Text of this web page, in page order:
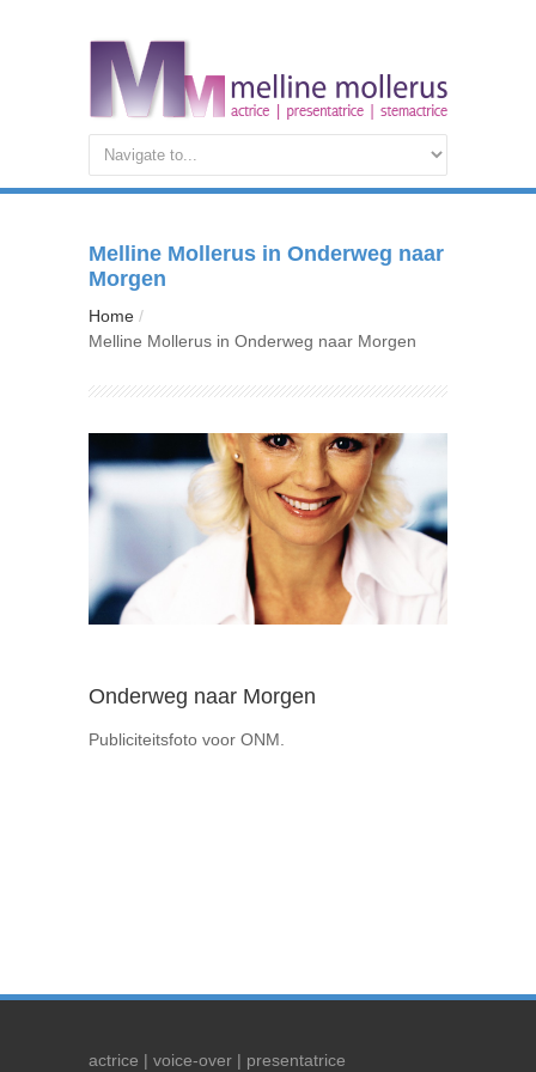
Melline Mollerus in Onderweg naar
Morgen
Home
Melline Mollerus in Onderweg naar Morgen
Onderweg naar Morgen
Publiciteitsfoto voor ONM.
actrice | voice-over | presentatrice